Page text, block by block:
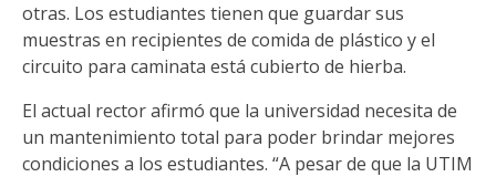
otras. Los estudiantes tienen que guardar sus
muestras en recipientes de comida de plástico y el
circuito para caminata está cubierto de hierba.
El actual rector afirmó que la universidad necesita de
un mantenimiento total para poder brindar mejores
condiciones a los estudiantes. “A pesar de que la UTIM